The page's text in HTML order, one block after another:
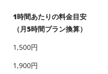
1時間あたりの料金目安
（月5時間プラン換算）
1,500円
1,900円